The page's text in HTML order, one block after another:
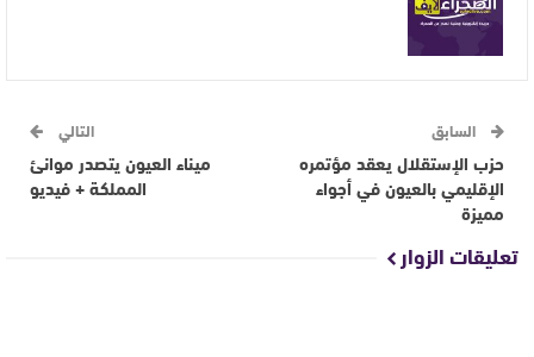
السابق
حزب الإستقلال يعقد مؤتمره
الإقليمي بالعيون في أجواء
مميزة
التالي
ميناء العيون يتصدر موانئ
المملكة + فيديو
تعليقات الزوار